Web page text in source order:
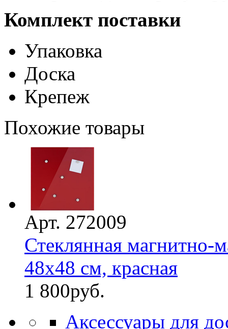
Комплект поставки
Упаковка
Доска
Крепеж
Похожие товары
Арт. 272009
Стеклянная магнитно-
48х48 см, красная
1 800руб.
Аксессуары для